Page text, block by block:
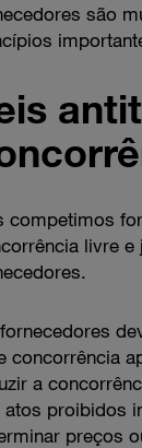
são
competimos
livre
concorrência
a
atos proibidos
preços